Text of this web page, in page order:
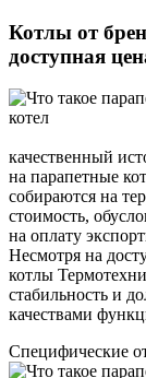
Котлы от
доступная
качественный
на парапетные
собираются на
стоимость,
на оплату
Несмотря на
котлы
стабильность и
качествами
Специфические